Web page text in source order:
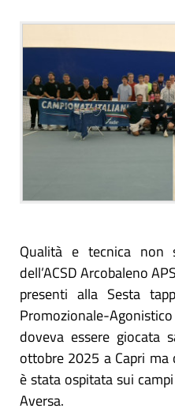
Qualità e tecnica non
dell’ACSD Arcobaleno
presenti alla Sesta
Promozionale-
doveva essere giocata
ottobre 2025 a Capri ma
è stata ospitata sui
Aversa.